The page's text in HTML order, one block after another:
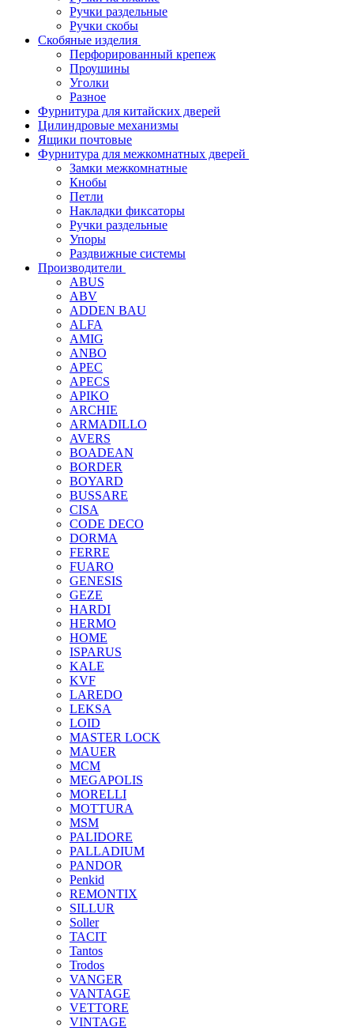
Ручки раздельные
Ручки скобы
Скобяные изделия
Перфорированный крепеж
Проушины
Уголки
Разное
Фурнитура для китайских дверей
Цилиндровые механизмы
Ящики почтовые
Фурнитура для межкомнатных дверей
Замки межкомнатные
Кнобы
Петли
Накладки фиксаторы
Ручки раздельные
Упоры
Раздвижные системы
Производители
ABUS
ABV
ADDEN BAU
ALFA
AMIG
ANBO
APEC
APECS
APIKO
ARCHIE
ARMADILLO
AVERS
BOADEAN
BORDER
BOYARD
BUSSARE
CISA
CODE DECO
DORMA
FERRE
FUARO
GENESIS
GEZE
HARDI
HERMO
HOMЕ
ISPARUS
KALE
KVF
LAREDO
LEKSA
LOID
MASTER LOCK
MAUER
MCM
MEGAPOLIS
MORELLI
MOTTURA
MSM
PALIDORE
PALLADIUM
PANDOR
Penkid
REMONTIX
SILLUR
Soller
TACIT
Tantos
Trodos
VANGER
VANTAGE
VETTORE
VINTAGE